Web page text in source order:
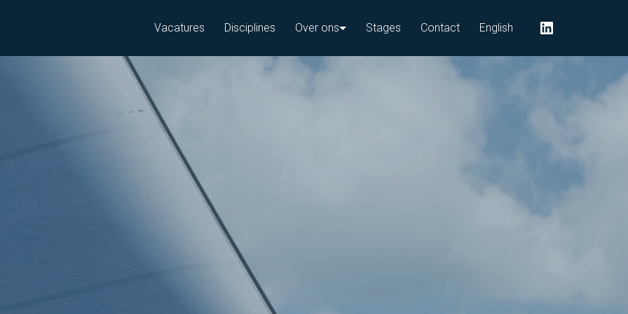
Vacatures Disciplines Over ons Stages Contact English